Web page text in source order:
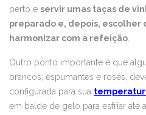
perto e servir umas taças de
preparado e, depois,
harmonizar com a refeição
Outro ponto importante é que
brancos, espumantes e rosés,
configurada para sua
em balde de gelo para esfriar até